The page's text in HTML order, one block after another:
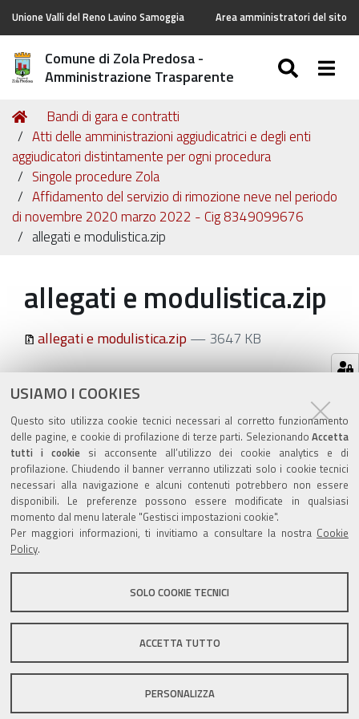
USIAMO I COOKIES
Questo sito utilizza cookie tecnici necessari al corretto funzionamento
delle pagine, e cookie di profilazione di terze parti. Selezionando Accetta
tutti i cookiesi acconsente all’utilizzo dei cookie analytics e di
profilazione. Chiudendo il banner verranno utilizzati solo i cookie tecnici
necessari alla navigazione e alcuni contenuti potrebbero non essere
disponibili. Le preferenze possono essere modificate in qualsiasi
momento dal menu laterale "Gestisci impostazioni cookie".
Per maggiori informazioni, ti invitiamo a consultare la nostra Cookie
Policy.
SOLO COOKIE TECNICI
ACCETTA TUTTO
PERSONALIZZA
Unione Valli del Reno Lavino Samoggia Area amministratori del sito
Comune di Zola Predosa -
Amministrazione Trasparente
Tu
sei
qui:
Home
Bandi di gara e contratti
Atti delle amministrazioni aggiudicatrici e degli enti
aggiudicatori distintamente per ogni procedura
Singole procedure Zola
Affidamento del servizio di rimozione neve nel periodo
di novembre 2020 marzo 2022 - Cig 8349099676
allegati e modulistica.zip
allegati e modulistica.zip
allegati e modulistica.zip— 3647 KB
Azioni
sul
documento
ultima modifica 19/10/2020
Valuta questo sito
Sito istituzionale Comune di Zola Predosa